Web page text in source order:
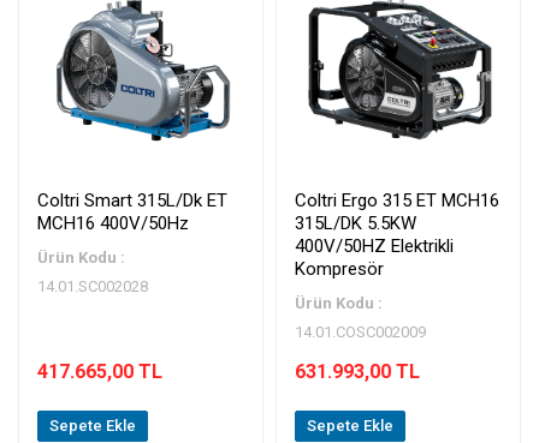
Coltri Smart 315L/Dk ET
MCH16 400V/50Hz
Ürün Kodu :
14.01.SC002028
417.665,00 TL
Sepete Ekle
Coltri Ergo 315 ET MCH16
315L/DK 5.5KW
400V/50HZ Elektrikli
Kompresör
Ürün Kodu :
14.01.COSC002009
631.993,00 TL
Sepete Ekle